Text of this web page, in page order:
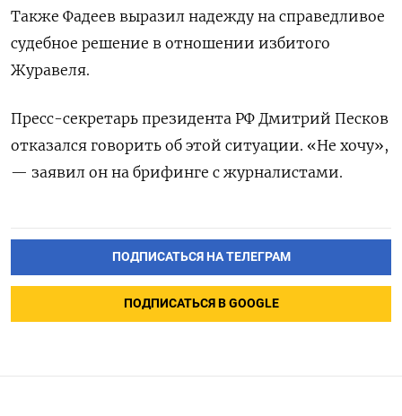
Также Фадеев выразил надежду на справедливое
судебное решение в отношении избитого
Журавеля.
Пресс-секретарь президента РФ Дмитрий Песков
отказался говорить об этой ситуации. «Не хочу»,
— заявил он на брифинге с журналистами.
ПОДПИСАТЬСЯ НА ТЕЛЕГРАМ
ПОДПИСАТЬСЯ В GOOGLE